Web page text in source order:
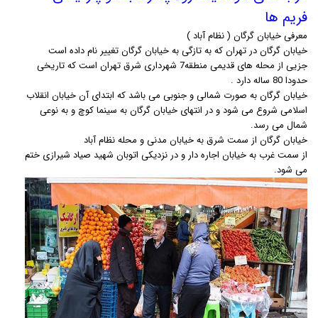
فریم ها
معرفی خیابان گرگان ( نظام آباد )
خیابان گرگان در تهران که به تازگی به خیابان گرگان تغییر نام داده است
جزیی از محله های قدیمی منطقه7 شهرداری شرق تهران است که تاریخی
حدودا 80 ساله دارد .
خیابان گرگان به صورت شمالی و جنوبی می باشد که ابتدای آن خیابان انقلاب
اسلامی شروع می شود و در انتهای خیابان گرگان به سینما کوچ و به نوعی
شمال می رسد.
خیابان گرگان از سمت شرق به خیابان مدنی و محله نظام آباد
از سمت غرب به خیابان اجاره دار و در نزدیکی اتوبان شهید صیاد شیرازی ختم
می شود.